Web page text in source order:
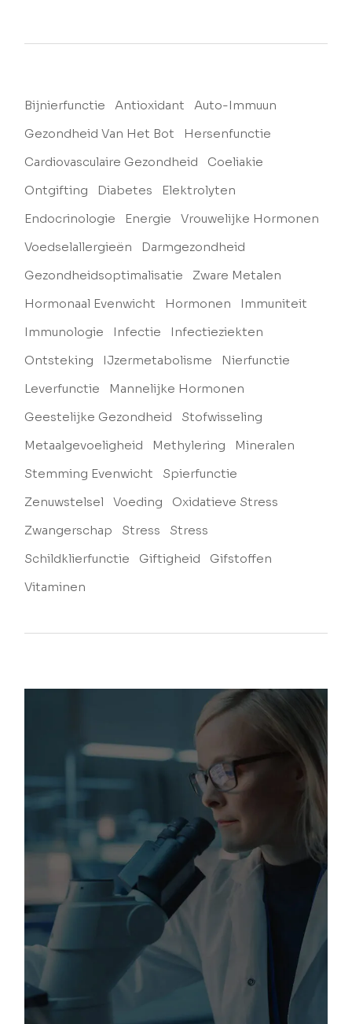
Bijnierfunctie Antioxidant
Auto-Immuun
Gezondheid Van Het Bot
Hersenfunctie
Cardiovasculaire Gezondheid
Coeliakie
Ontgifting
Diabetes
Elektrolyten
Endocrinologie
Energie
Vrouwelijke Hormonen
Voedselallergieën
Darmgezondheid
Gezondheidsoptimalisatie
Zware Metalen
Hormonaal Evenwicht
Hormonen
Immuniteit
Immunologie
Infectie
Infectieziekten
Ontsteking
IJzermetabolisme
Nierfunctie
Leverfunctie
Mannelijke Hormonen
Geestelijke Gezondheid
Stofwisseling
Metaalgevoeligheid
Methylering
Mineralen
Stemming Evenwicht
Spierfunctie
Zenuwstelsel
Voeding
Oxidatieve Stress
Zwangerschap
Stress
Stress
Schildklierfunctie
Giftigheid
Gifstoffen
Vitaminen